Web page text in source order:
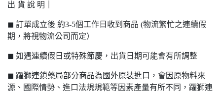
出 貨 說 明｜
◼ 訂單成立後 約3-5個工作日收到商品 (物流繁忙之連續假
期，將視物流公司而定）
◼ 如遇連續假日或特殊節慶，出貨日期可能會有所調整
◼ 躍獅連鎖藥局部分商品為國外原裝進口，會因原物料來
源、國際情勢、進口法規規範等因素產量有所不同，躍獅連